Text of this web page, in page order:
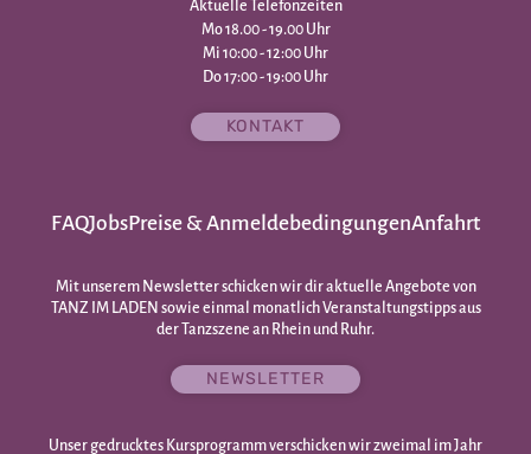
Aktuelle Telefonzeiten
Mo 18.00 - 19.00 Uhr
Mi 10:00 - 12:00 Uhr
Do 17:00 - 19:00 Uhr
KONTAKT
FAQJobsPreise & AnmeldebedingungenAnfahrt
Mit unserem Newsletter schicken wir dir aktuelle Angebote von
TANZ IM LADEN sowie einmal monatlich Veranstaltungstipps aus
der Tanzszene an Rhein und Ruhr.
NEWSLETTER
Unser gedrucktes Kursprogramm verschicken wir zweimal im Jahr